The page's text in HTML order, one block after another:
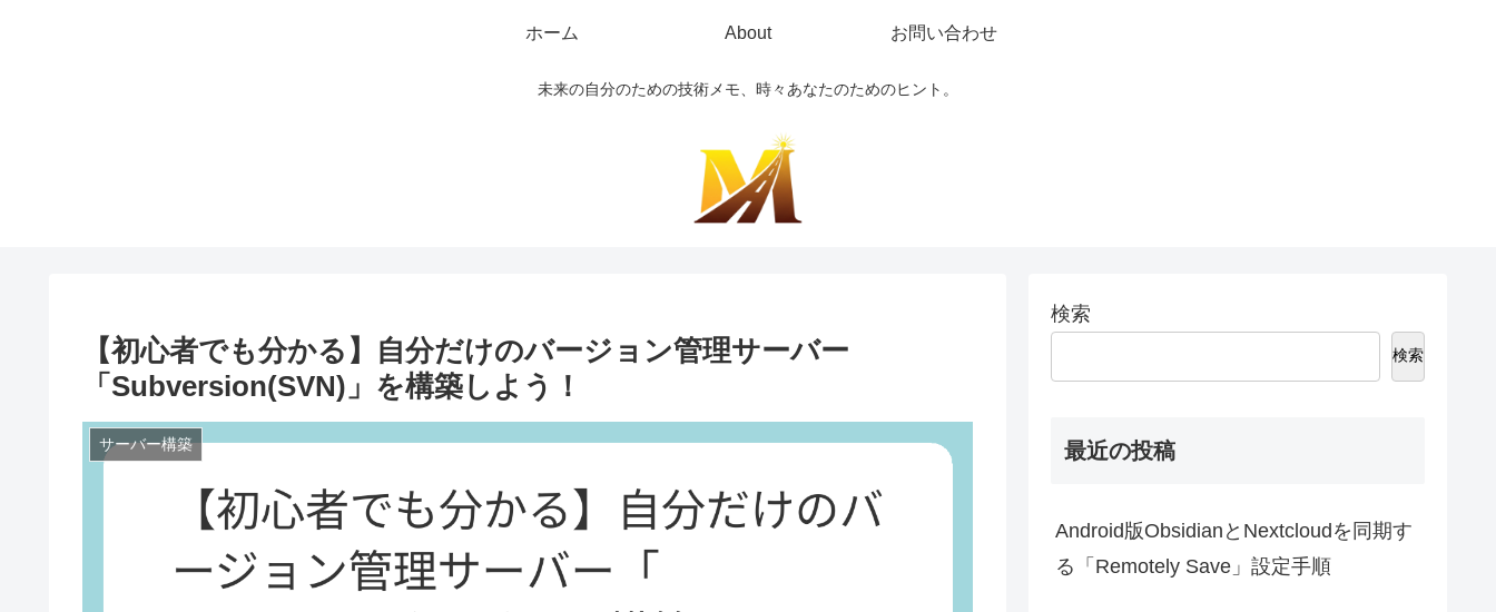
未来の自分のための技術メモ、時々あなたのためのヒント。
ホーム About お問い合わせ
【初心者でも分かる】自分だけのバージョン管理サーバー
「Subversion(SVN)」を構築しよう！
サーバー構築
検索
検索
最近の投稿
Android版ObsidianとNextcloudを同期す
る「Remotely Save」設定手順